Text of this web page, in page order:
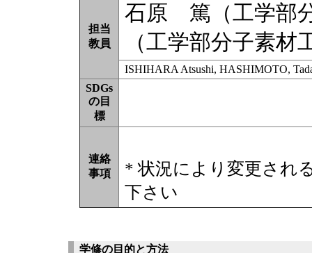
担当
教員
石原 篤（工学部
（工学部分子素材
ISHIHARA Atsushi, HASHIMOTO,
SDGs
の目
標
連絡
事項
* 状況により変更され
下さい
学修の目的と方法